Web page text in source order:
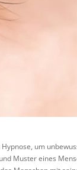
um
Muster eines